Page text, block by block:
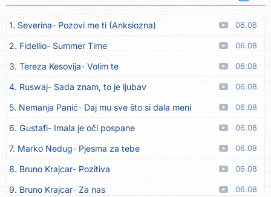
1. Severina Pozovi me ti (Anksiozna) 06.08
2. Fidellio Summer Time 06.08
3. Tereza Kesovija Volim te 06.08
4. Ruswaj Sada znam, to je ljubav 06.08
5. Nemanja Panić Daj mu sve što si dala meni 06.08
6. Gustafi Imala je oči pospane 06.08
7. Marko Nedug Pjesma za tebe 06.08
8. Bruno Krajcar Pozitiva 06.08
9. Bruno Krajcar Za nas 06.08